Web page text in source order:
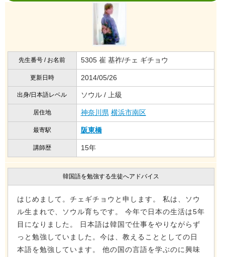
先生番号 / お名前 5305 崔 基祚/チェ ギチョウ
更新日時 2014/05/26
出身/日本語レベル ソウル / 上級
居住地 神奈川県 横浜市南区
最寄駅 阪東橋
講師歴 15年
韓国語を勉強する生徒へアドバイス
はじめまして。チェギチョウと申します。 私は、ソウ
ル生まれで、ソウル育ちです。 今年で日本の生活は5年
目になりました。 日本語は韓国で仕事をやりながらず
っと勉強していました。今は、教えることとしての日
本語を勉強しています。 他の国の言語を学ぶのに興味